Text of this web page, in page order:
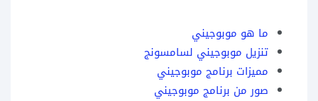
ما هو موبوجيني
تنزيل موبوجيني لسامسونج
مميزات برنامج موبوجيني
صور من برنامج موبوجيني